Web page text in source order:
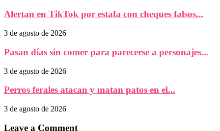
Alertan en TikTok por estafa con cheques falsos...
3 de agosto de 2026
Pasan días sin comer para parecerse a personajes...
3 de agosto de 2026
Perros ferales atacan y matan patos en el...
3 de agosto de 2026
Leave a Comment